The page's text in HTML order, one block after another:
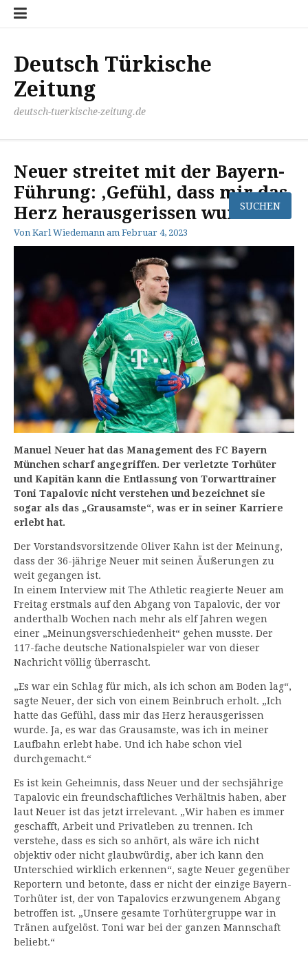
Zum
Inhalt
Deutsch Türkische
Zeitung
deutsch-tuerkische-zeitung.de
Neuer streitet mit der Bayern-
Führung: ‚Gefühl, dass mir das
Herz herausgerissen wurde‘
Von Karl Wiedemann am Februar 4, 2023
Manuel Neuer hat das Management des FC Bayern
München scharf angegriffen. Der verletzte Torhüter
und Kapitän kann die Entlassung von Torwarttrainer
Toni Tapalovic nicht verstehen und bezeichnet sie
sogar als das „Grausamste“, was er in seiner Karriere
erlebt hat.
Der Vorstandsvorsitzende Oliver Kahn ist der Meinung,
dass der 36-jährige Neuer mit seinen Äußerungen zu
weit gegangen ist.
In einem Interview mit The Athletic reagierte Neuer am
Freitag erstmals auf den Abgang von Tapalovic, der vor
anderthalb Wochen nach mehr als elf Jahren wegen
einer „Meinungsverschiedenheit“ gehen musste. Der
117-fache deutsche Nationalspieler war von dieser
Nachricht völlig überrascht.
„Es war ein Schlag für mich, als ich schon am Boden lag“,
sagte Neuer, der sich von einem Beinbruch erholt. „Ich
hatte das Gefühl, dass mir das Herz herausgerissen
wurde. Ja, es war das Grausamste, was ich in meiner
Laufbahn erlebt habe. Und ich habe schon viel
durchgemacht.“
Es ist kein Geheimnis, dass Neuer und der sechsjährige
Tapalovic ein freundschaftliches Verhältnis haben, aber
laut Neuer ist das jetzt irrelevant. „Wir haben es immer
geschafft, Arbeit und Privatleben zu trennen. Ich
verstehe, dass es sich so anhört, als wäre ich nicht
objektiv oder nicht glaubwürdig, aber ich kann den
Unterschied wirklich erkennen“, sagte Neuer gegenüber
Reportern und betonte, dass er nicht der einzige Bayern-
Torhüter ist, der von Tapalovics erzwungenem Abgang
betroffen ist. „Unsere gesamte Torhütergruppe war in
Tränen aufgelöst. Toni war bei der ganzen Mannschaft
beliebt.“